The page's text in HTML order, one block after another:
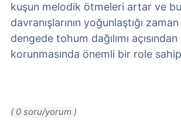
kuşun melodik ötmeleri artar ve
davranışlarının yoğunlaştığı
dengede tohum dağılımı
korunmasında önemli bir role
( 0 soru/yorum )